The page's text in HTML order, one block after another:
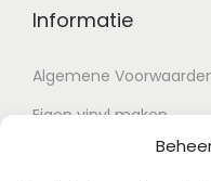
Informatie
Algemene
Eigen vinyl maken
Retour voorwaarden